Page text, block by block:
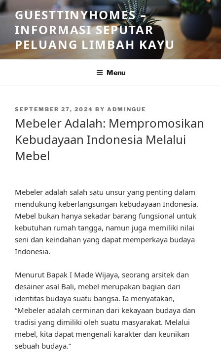
Skip
to
content
GUESTTINYHOMES –
INFORMASI SEPUTAR
PELUANG LIMBAH KAYU
Menu
POSTED
SEPTEMBER 27, 2024 BY ADMINGUE
Mebeler Adalah: Mempromosikan
Kebudayaan Indonesia Melalui
Mebel
Mebeler adalah salah satu unsur yang penting dalam
mendukung keberlangsungan kebudayaan Indonesia.
Mebel bukan hanya sekadar barang fungsional untuk
kebutuhan rumah tangga, namun juga memiliki nilai
seni dan keindahan yang dapat memperkaya budaya
Indonesia.
Menurut Bapak I Made Wijaya, seorang arsitek dan
desainer asal Bali, mebel merupakan bagian dari
identitas budaya suatu bangsa. Ia menyatakan,
“Mebeler adalah cerminan dari kekayaan budaya dan
tradisi yang dimiliki oleh suatu masyarakat. Melalui
mebel, kita dapat mengenali karakter dan keunikan
sebuah budaya.”